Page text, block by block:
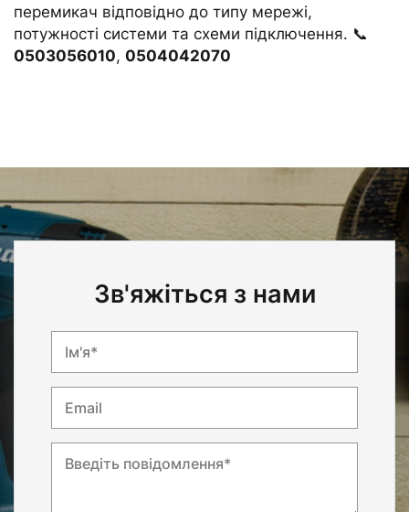
перемикач відповідно до типу мережі,
потужності системи та схеми підключення. 📞
0503056010, 0504042070
Зв'яжіться з нами
Ім'я*
Email
Введіть повідомлення*